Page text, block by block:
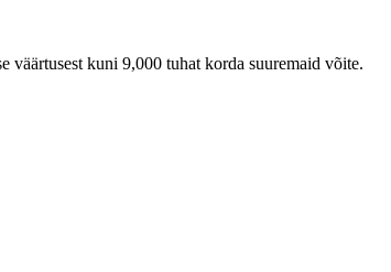
väärtusest kuni 9,000 tuhat korda suuremaid võite.